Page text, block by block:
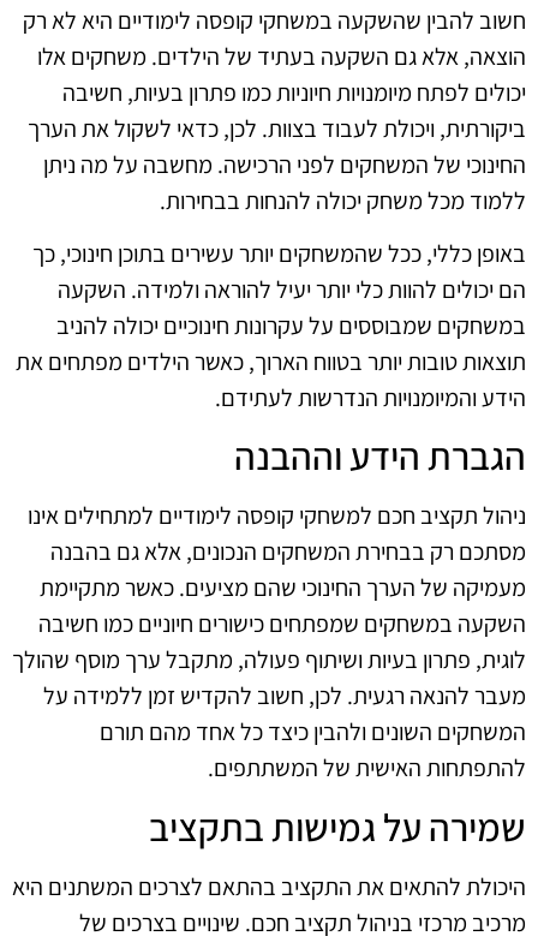
חשוב להבין שהשקעה במשחקי קופסה לימודיים היא לא רק
הוצאה, אלא גם השקעה בעתיד של הילדים. משחקים אלו
יכולים לפתח מיומנויות חיוניות כמו פתרון בעיות, חשיבה
ביקורתית, ויכולת לעבוד בצוות. לכן, כדאי לשקול את הערך
החינוכי של המשחקים לפני הרכישה. מחשבה על מה ניתן
ללמוד מכל משחק יכולה להנחות בבחירות.
באופן כללי, ככל שהמשחקים יותר עשירים בתוכן חינוכי, כך
הם יכולים להוות כלי יותר יעיל להוראה ולמידה. השקעה
במשחקים שמבוססים על עקרונות חינוכיים יכולה להניב
תוצאות טובות יותר בטווח הארוך, כאשר הילדים מפתחים את
הידע והמיומנויות הנדרשות לעתידם.
הגברת הידע וההבנה
ניהול תקציב חכם למשחקי קופסה לימודיים למתחילים אינו
מסתכם רק בבחירת המשחקים הנכונים, אלא גם בהבנה
מעמיקה של הערך החינוכי שהם מציעים. כאשר מתקיימת
השקעה במשחקים שמפתחים כישורים חיוניים כמו חשיבה
לוגית, פתרון בעיות ושיתוף פעולה, מתקבל ערך מוסף שהולך
מעבר להנאה רגעית. לכן, חשוב להקדיש זמן ללמידה על
המשחקים השונים ולהבין כיצד כל אחד מהם תורם
להתפתחות האישית של המשתתפים.
שמירה על גמישות בתקציב
היכולת להתאים את התקציב בהתאם לצרכים המשתנים היא
מרכיב מרכזי בניהול תקציב חכם. שינויים בצרכים של